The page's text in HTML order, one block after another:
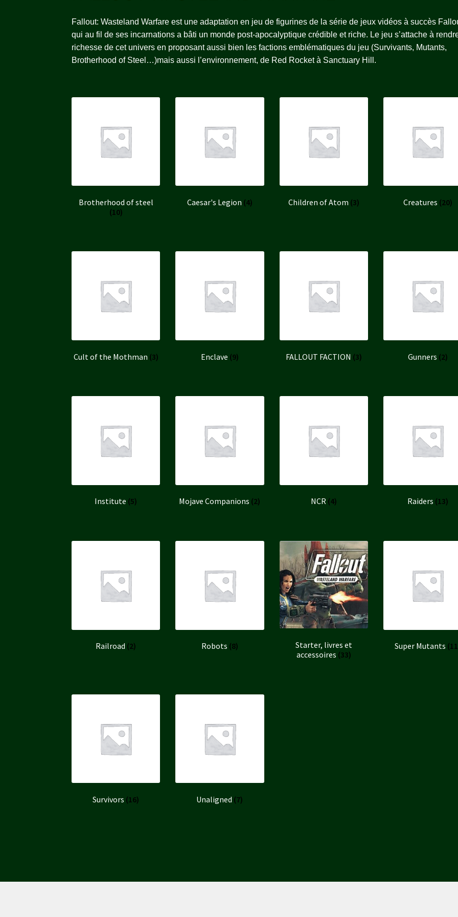
Fallout: Wasteland Warfare est une adaptation en jeu de figurines de la série de jeux vidéos à succès
qui au fil de ses incarnations a bâti un monde post-apocalyptique crédible et riche. Le jeu s’attache à
richesse de cet univers en proposant aussi bien les factions emblématiques du jeu (Survivants, Mutants,
Brotherhood of Steel…)mais aussi l’environnement, de Red Rocket à Sanctuary Hill.
Brotherhood of steel
(10)
Caesar's Legion (4) Children of Atom (3) Creatures (20)
Cult of the Mothman (3) Enclave (9) FALLOUT FACTION (3) Gunners (2)
Institute (5) Mojave Companions (2) NCR (4) Raiders (13)
Railroad (2) Robots (8)
Starter, livres et
accessoires (33)
Super Mutants
Survivors (16) Unaligned (7)